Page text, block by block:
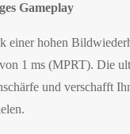
Gameplay
einer hohen
1 ms (MPRT). Die
und verschafft